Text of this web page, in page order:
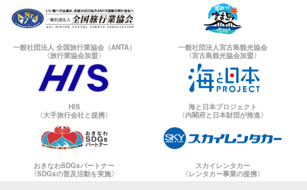
一般社団法人 全国旅行業協会（ANTA）
〈旅行業協会加盟〉
一般社団法人宮古島観光協会
〈宮古島観光協会加盟〉
HIS
〈大手旅行会社と提携〉
海と日本プロジェクト
〈内閣府と日本財団が推進〉
おきなわSDGsパートナー
〈SDGsの普及活動を実施〉
スカイレンタカー
〈レンタカー事業の提携〉